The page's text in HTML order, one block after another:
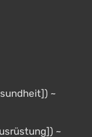
~
~